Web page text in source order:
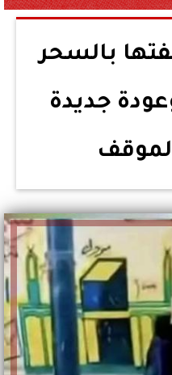
بالسحر
جديدة